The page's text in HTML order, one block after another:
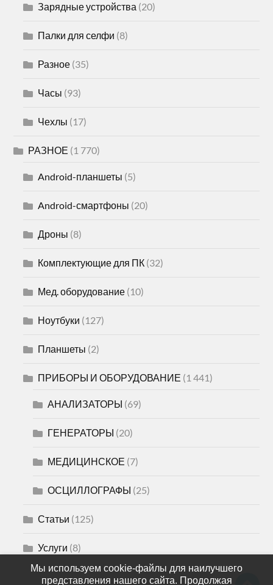
Зарядные устройства (20)
Палки для селфи (8)
Разное (35)
Часы (93)
Чехлы (17)
РАЗНОЕ (1 770)
Android-планшеты (5)
Android-смартфоны (20)
Дроны (8)
Комплектующие для ПК (32)
Мед. оборудование (10)
Ноутбуки (127)
Планшеты (2)
ПРИБОРЫ И ОБОРУДОВАНИЕ (1 441)
АНАЛИЗАТОРЫ (69)
ГЕНЕРАТОРЫ (20)
МЕДИЦИНСКОЕ (7)
ОСЦИЛЛОГРАФЫ (25)
Статьи (125)
Услуги (8)
Мы используем cookie-файлы для наилучшего
представления нашего сайта. Продолжая